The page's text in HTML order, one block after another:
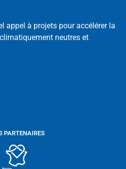
appel à projets pour accélérer la
neutres et